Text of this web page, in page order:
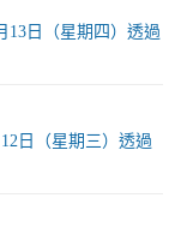
13日（星期四）透過
日（星期三）透過